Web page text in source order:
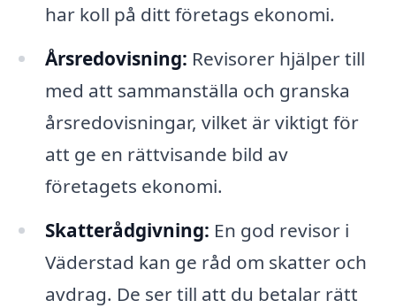
har koll på ditt företags ekonomi.
Årsredovisning: Revisorer hjälper till
med att sammanställa och granska
årsredovisningar, vilket är viktigt för
att ge en rättvisande bild av
företagets ekonomi.
Skatterådgivning: En god revisor i
Väderstad kan ge råd om skatter och
avdrag. De ser till att du betalar rätt